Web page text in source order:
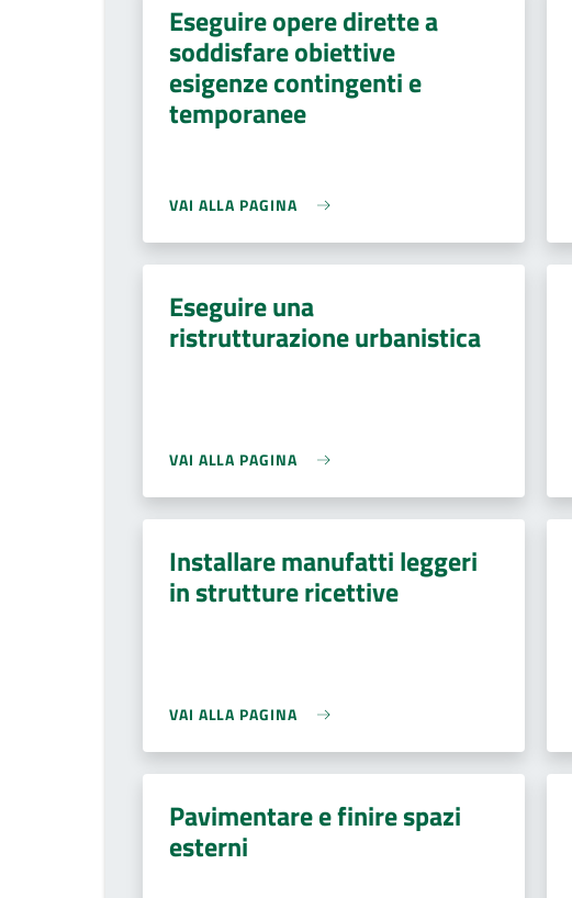
Eseguire opere dirette a
soddisfare obiettive
esigenze contingenti e
temporanee
VAI ALLA PAGINA
Eseguire una
ristrutturazione urbanistica
VAI ALLA PAGINA
Installare manufatti leggeri
in strutture ricettive
VAI ALLA PAGINA
Pavimentare e finire spazi
esterni